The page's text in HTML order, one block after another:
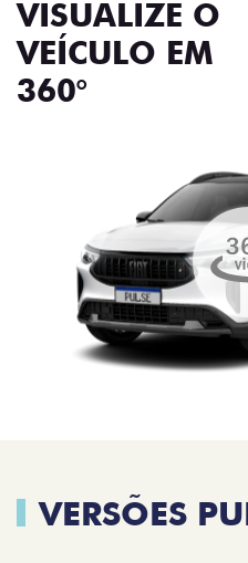
VISUALIZE O
VEÍCULO EM
360°
VERSÕES